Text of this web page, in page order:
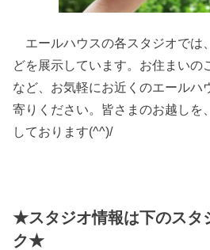
エールハウスの各スタジオでは
どを展示しています。お住まいの
など、お気軽にお近くのエールハ
寄りください。皆さまのお越しを
しております(^^)/
★スタジオ情報は下のスタ
ク★